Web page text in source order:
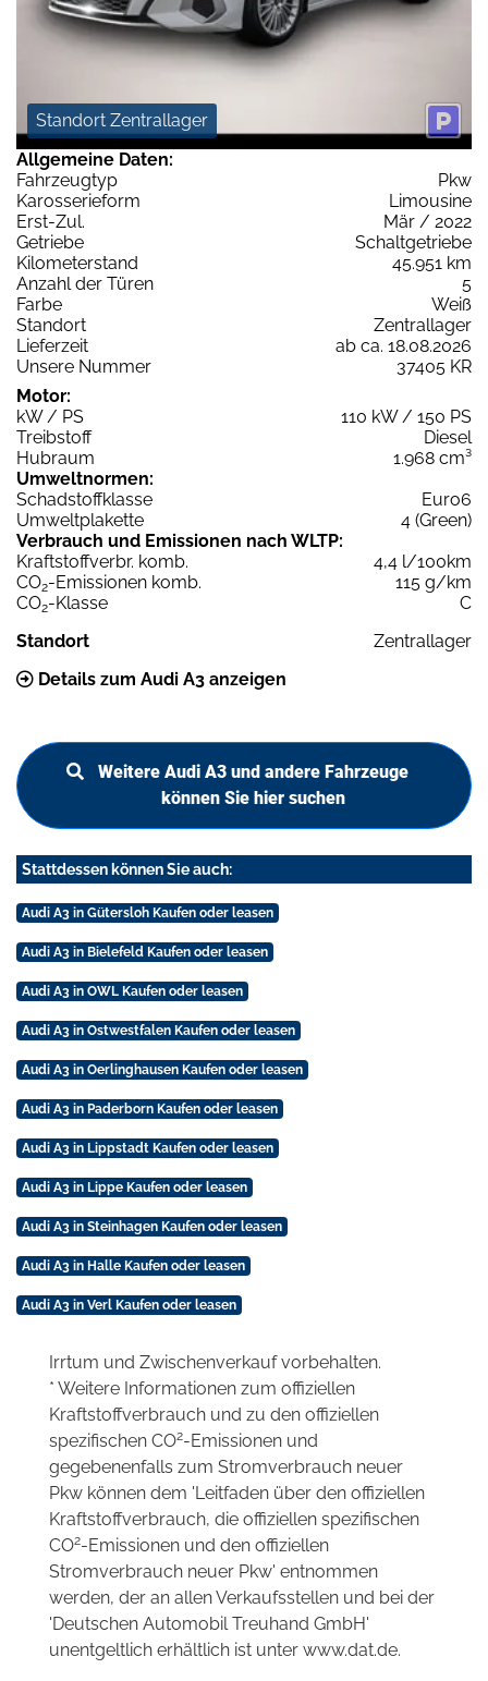
Standort Zentrallager
Allgemeine Daten:
Fahrzeugtyp
Pkw
Karosserieform
Limousine
Erst-Zul.
Mär / 2022
Getriebe
Schaltgetriebe
Kilometerstand
45.951 km
Anzahl der Türen
5
Farbe
Weiß
Standort
Zentrallager
Lieferzeit
ab ca. 18.08.2026
Unsere Nummer
37405 KR
Motor:
kW / PS
110 kW / 150 PS
Treibstoff
Diesel
Hubraum
1.968 cm³
Umweltnormen:
Schadstoffklasse
Euro6
Umweltplakette
4 (Green)
Verbrauch und Emissionen nach WLTP:
Kraftstoffverbr. komb.
4,4 l/100km
CO2-Emissionen komb.
115 g/km
CO2-Klasse
C
Standort
Zentrallager
Details zum Audi A3 anzeigen
Weitere Audi A3 und andere Fahrzeuge
können Sie hier suchen
Stattdessen können Sie auch:
Audi A3 in Gütersloh Kaufen oder leasen
Audi A3 in Bielefeld Kaufen oder leasen
Audi A3 in OWL Kaufen oder leasen
Audi A3 in Ostwestfalen Kaufen oder leasen
Audi A3 in Oerlinghausen Kaufen oder leasen
Audi A3 in Paderborn Kaufen oder leasen
Audi A3 in Lippstadt Kaufen oder leasen
Audi A3 in Lippe Kaufen oder leasen
Audi A3 in Steinhagen Kaufen oder leasen
Audi A3 in Halle Kaufen oder leasen
Audi A3 in Verl Kaufen oder leasen
Irrtum und Zwischenverkauf vorbehalten.
* Weitere Informationen zum offiziellen
Kraftstoffverbrauch und zu den offiziellen
spezifischen CO2-Emissionen und
gegebenenfalls zum Stromverbrauch neuer
Pkw können dem 'Leitfaden über den offiziellen
Kraftstoffverbrauch, die offiziellen spezifischen
CO2-Emissionen und den offiziellen
Stromverbrauch neuer Pkw' entnommen
werden, der an allen Verkaufsstellen und bei der
'Deutschen Automobil Treuhand GmbH'
unentgeltlich erhältlich ist unter www.dat.de.